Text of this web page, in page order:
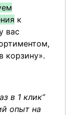
к
вас
корзину».
в 1 клик”
опыт на